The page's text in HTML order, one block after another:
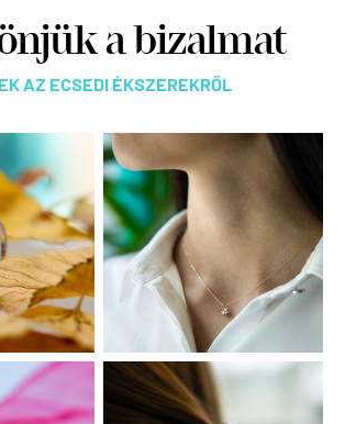
a bizalmat
AZ ECSEDI ÉKSZEREKRŐL